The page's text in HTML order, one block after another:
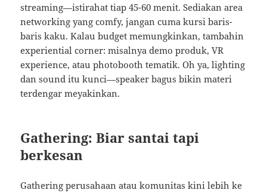
streaming—istirahat tiap 45-60 menit. Sediakan area
networking yang comfy, jangan cuma kursi baris-
baris kaku. Kalau budget memungkinkan, tambahin
experiential corner: misalnya demo produk, VR
experience, atau photobooth tematik. Oh ya, lighting
dan sound itu kunci—speaker bagus bikin materi
terdengar meyakinkan.
Gathering: Biar santai tapi
berkesan
Gathering perusahaan atau komunitas kini lebih ke